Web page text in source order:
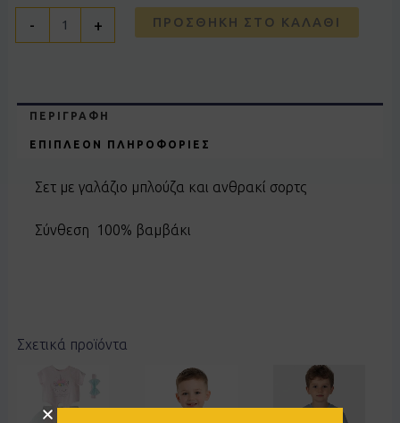
- + ΠΡΟΣΘΉΚΗ ΣΤΟ ΚΑΛΆΘΙ
ΠΕΡΙΓΡΑΦΉ
ΕΠΙΠΛΈΟΝ ΠΛΗΡΟΦΟΡΊΕΣ
Σετ με γαλάζιο μπλούζα και ανθρακί σορτς
Σύνθεση 100% βαμβάκι
Σχετικά προϊόντα